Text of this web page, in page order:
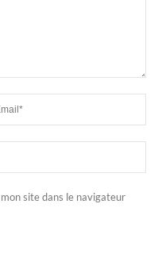
site dans le navigateur